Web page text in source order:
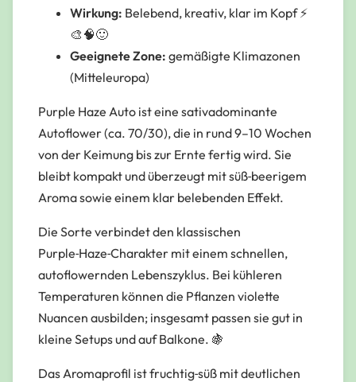
Wirkung: Belebend, kreativ, klar im Kopf ⚡
🎨🧠🙂
Geeignete Zone: gemäßigte Klimazonen
(Mitteleuropa)
Purple Haze Auto ist eine sativadominante
Autoflower (ca. 70/30), die in rund 9–10 Wochen
von der Keimung bis zur Ernte fertig wird. Sie
bleibt kompakt und überzeugt mit süß‑beerigem
Aroma sowie einem klar belebenden Effekt.
Die Sorte verbindet den klassischen
Purple‑Haze‑Charakter mit einem schnellen,
autoflowernden Lebenszyklus. Bei kühleren
Temperaturen können die Pflanzen violette
Nuancen ausbilden; insgesamt passen sie gut in
kleine Setups und auf Balkone. 🍇
Das Aromaprofil ist fruchtig‑süß mit deutlichen